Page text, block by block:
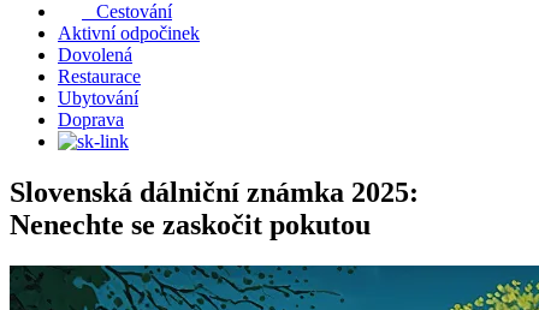
Cestování
Aktivní odpočinek
Dovolená
Restaurace
Ubytování
Doprava
Slovenská dálniční známka 2025:
Nenechte se zaskočit pokutou